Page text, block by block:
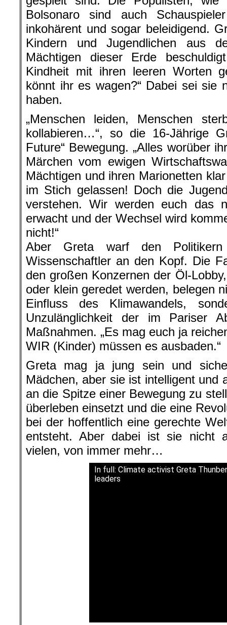
Bolsonaro sind auch
inkohärent und sogar beleidigend.
Kindern und Jugendlichen aus
Mächtigen dieser Erde
Kindheit mit ihren leeren Worten
könnt ihr es wagen?“ Dabei sei sie
haben.
„Menschen leiden, Menschen
kollabieren…“, so die 16-Jährige
Future“ Bewegung. „Alles worüber
Märchen vom ewigen
Mächtigen und ihren Marionetten
im Stich gelassen! Doch die
verstehen. Wir werden euch das
erwacht und der Wechsel wird
nicht!“
Aber Greta warf den
Wissenschaftler an den Kopf. Die
den großen Konzernen der Öl-
oder klein geredet werden, belegen
Einfluss des Klimawandels,
Unzulänglichkeit der im Pariser
Maßnahmen. „Es mag euch ja
WIR (Kinder) müssen es ausbaden.“
Greta mag ja jung sein und
Mädchen, aber sie ist intelligent und
an die Spitze einer Bewegung zu
überleben einsetzt und die eine
bei der hoffentlich eine gerechte
entsteht. Aber dabei ist sie nicht
vielen, von immer mehr…
In full: Climate activist Greta
leaders